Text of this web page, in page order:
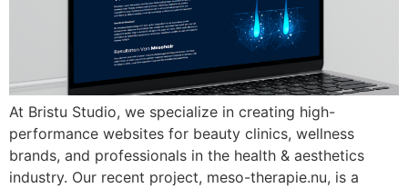
At Bristu Studio, we specialize in creating high-
performance websites for beauty clinics, wellness
brands, and professionals in the health & aesthetics
industry. Our recent project, meso-therapie.nu, is a